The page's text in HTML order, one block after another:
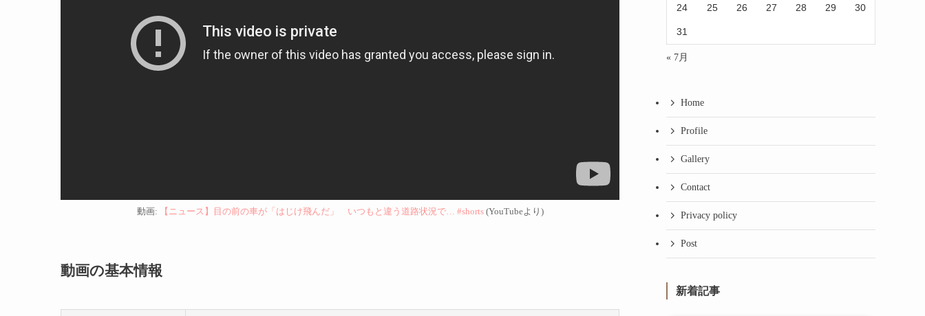
動画: 【ニュース】目の前の車が「はじけ飛んだ」 いつもと違う道路状況で… #shorts(YouTubeより)
動画の基本情報
24 25 26 27 28 29 30
31
« 7月
Home
Profile
Gallery
Contact
Privacy policy
Post
新着記事